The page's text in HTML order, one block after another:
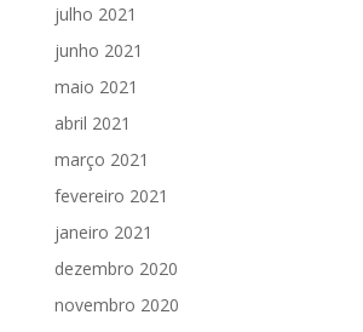
julho 2021
junho 2021
maio 2021
abril 2021
março 2021
fevereiro 2021
janeiro 2021
dezembro 2020
novembro 2020